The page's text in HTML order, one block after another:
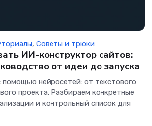
, Советы и трюки
ИИ-конструктор сайтов:
от идеи до запуска
помощью нейросетей: от текстового
проекта. Разбираем конкретные
и контрольный список для